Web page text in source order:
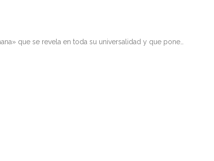
que se revela en toda su universalidad y que pone…